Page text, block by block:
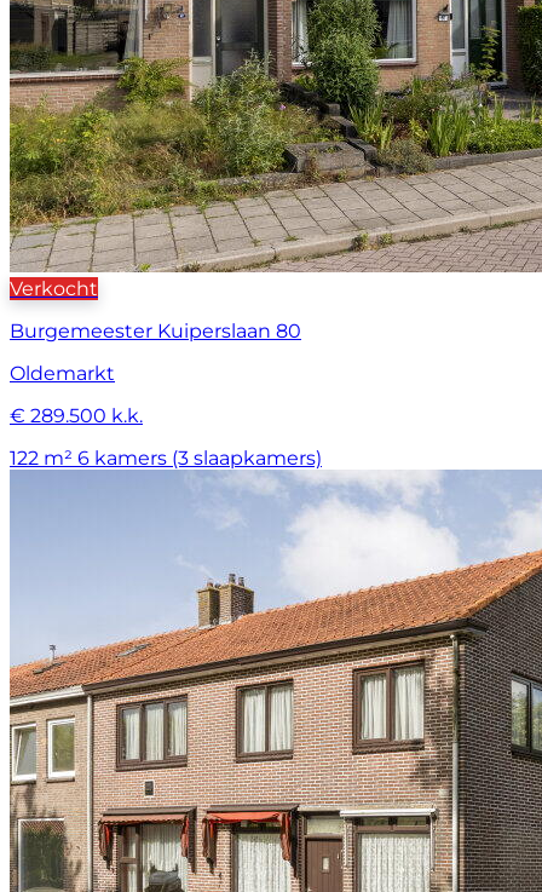
Verkocht
Burgemeester Kuiperslaan 80
Oldemarkt
€ 289.500 k.k.
122 m² 6 kamers (3 slaapkamers)